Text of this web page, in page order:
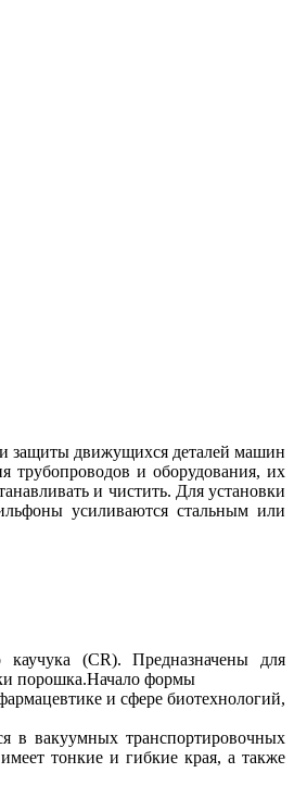
защиты движущихся деталей машин
трубопроводов и оборудования, их
и чистить. Для установки
усиливаются стальным или
каучука (CR). Предназначены для
порошка.Начало формы
и сфере биотехнологий,
в вакуумных транспортировочных
тонкие и гибкие края, а также